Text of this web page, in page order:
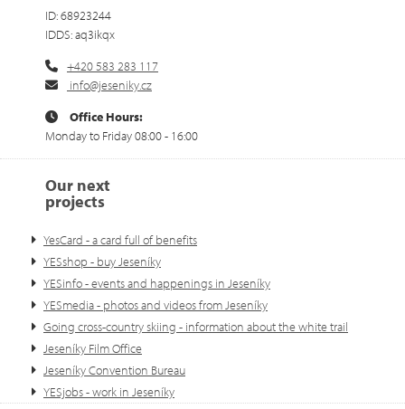
ID: 68923244
IDDS: aq3ikqx
+420 583 283 117
info@jeseniky.cz
Office Hours:
Monday to Friday 08:00 - 16:00
Our next
projects
YesCard - a card full of benefits
YESshop - buy Jeseníky
YESinfo - events and happenings in Jeseníky
YESmedia - photos and videos from Jeseníky
Going cross-country skiing - information about the white trail
Jeseníky Film Office
Jeseníky Convention Bureau
YESjobs - work in Jeseníky